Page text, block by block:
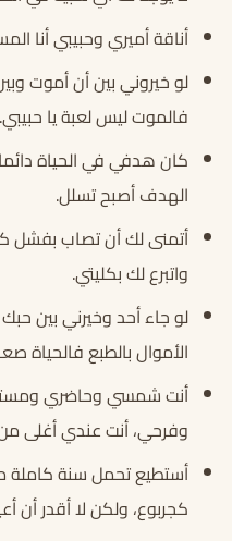
أناقة أميري وحبيبي أنا
لو خيروني بين أن أموت
فالموت ليس لعبة يا حبيبي.
كان هدفي في الحياة
الهدف أصبح تسلل.
أتمنى لك أن تصاب بفشل
واتبرع لك بكليتي.
لو جاء أحد وخيرني بين
الأموال بالطبع فالحياة
أنت شمسي وحاضري
وفرحي، أنت عندي أغلى
أستطيع تحمل سنة كاملة
كجربوع، ولكن لا أقدر